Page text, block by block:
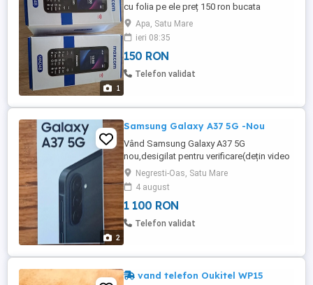
1
cu folia pe ele preț 150 ron bucata
Apa, Satu Mare
ieri 08:35
150 RON
Telefon validat
2
Samsung Galaxy A37 5G -Nou
Vând Samsung Galaxy A37 5G
nou,desigilat pentru verificare(dețin video
cu desigilarea aparatului),neactivat .
Negresti-Oas, Satu Mare
4 august
1 100 RON
Telefon validat
vand telefon Oukitel WP15